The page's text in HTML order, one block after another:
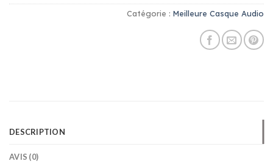
Catégorie : Meilleure Casque Audio
DESCRIPTION
AVIS (0)